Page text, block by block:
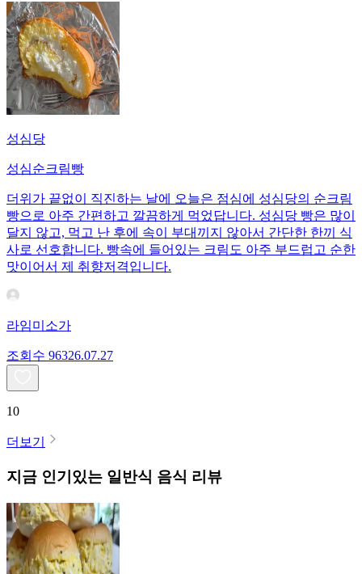
성심당
성심순크림빵
더위가 끝없이 직진하는 날에 오늘은 점심에 성심당의 순크림
빵으로 아주 간편하고 깔끔하게 먹었답니다. 성심당 빵은 많이
달지 않고, 먹고 난 후에 속이 부대끼지 않아서 간단한 한끼 식
사로 선호합니다. 빵속에 들어있는 크림도 아주 부드럽고 순한
맛이어서 제 취향저격입니다.
라임미소가
조회수 96326.07.27
10
더보기
지금 인기있는 일반식 음식 리뷰